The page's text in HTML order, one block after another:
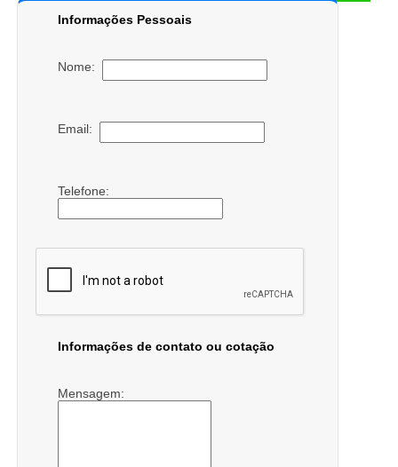
Informações Pessoais
Nome:
Email:
Telefone:
Informações de contato ou cotação
Mensagem: